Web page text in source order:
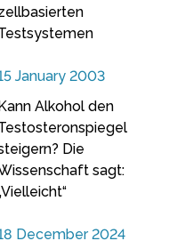
January 2003
Alkohol den
Die
sagt:
December 2024